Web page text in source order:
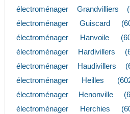
électroménager Grandvilliers
électroménager Guiscard
électroménager Hanvoile
électroménager Hardivillers
électroménager Haudivillers
électroménager Heilles
électroménager Henonville
électroménager Herchies